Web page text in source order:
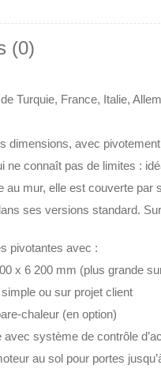
(0)
Turquie, France, Italie,
dimensions, avec
ne connaît pas de limites :
au mur, elle est couverte
ses versions standard.‎
pivotantes avec :
x 6 200 mm (plus grande
ou sur projet client
chaleur (en option)
système de contrôle
au sol pour portes